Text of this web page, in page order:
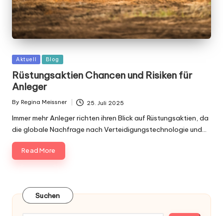
Posted
Aktuell Blog
Rüstungsaktien Chancen und Risiken für
Anleger
Posted
By Regina Meissner 25. Juli 2025
Immer mehr Anleger richten ihren Blick auf Rüstungsaktien, da
die globale Nachfrage nach Verteidigungstechnologie und…
Read More
Suchen